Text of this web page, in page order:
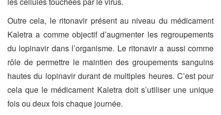
Outre cela, le ritonavir présent au niveau du médicament
Kaletra a comme objectif d’augmenter les regroupements
du lopinavir dans l’organisme. Le ritonavir a aussi comme
rôle de permettre le maintien des groupements sanguins
hautes du lopinavir durant de multiples heures. C’est pour
cela que le médicament Kaletra doit s’utiliser une unique
fois ou deux fois chaque journée.